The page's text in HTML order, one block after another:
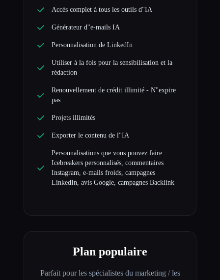
Accès complet à tous les outils d''IA
Générateur d''e-mails IA
Personnalisation de LinkedIn
Utiliser à la fois pour la sensibilisation et la
rédaction
Renouvellement de crédit illimité - N''expire
pas
Projets illimités
Exporter le contenu de l''IA
Personnalisations que vous pouvez faire :
Icebreakers personnalisés, commentaires
Instagram, e-mails froids, campagnes
LinkedIn, avis Google, campagnes Backlink
Plan populaire
Parfait pour les spécialistes du marketing / les